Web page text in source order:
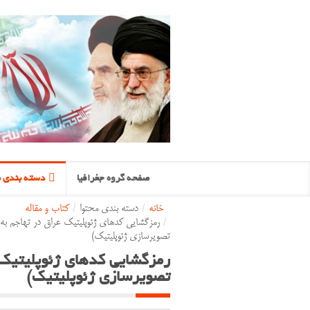
صفحه گروه جغرافیا دسته بندی
خانه / دسته بندی محتوا / کتاب و مقاله
/ رمزگشایی کدهای ژئوپلیتیک عراق در تهاجم به
تصویرسازی ژئوپلیتیک)
رمزگشایی کدهای
تصویرسازی ژئوپلیتیک)